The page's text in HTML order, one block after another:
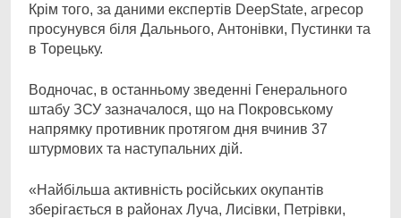
Крім того, за даними експертів DeepState, агресор
просунувся біля Дальнього, Антонівки, Пустинки та
в Торецьку.
Водночас, в останньому зведенні Генерального
штабу ЗСУ зазначалося, що на Покровському
напрямку противник протягом дня вчинив 37
штурмових та наступальних дій.
«Найбільша активність російських окупантів
зберігається в районах Луча, Лисівки, Петрівки,